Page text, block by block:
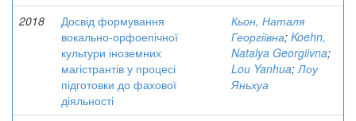
2018
Досвід формування
вокально-орфоепічної
культури іноземних
магістрантів у процесі
підготовки до фахової
діяльності
Кьон, Наталя
Георгіївна; Koehn,
Natalya Georgiivna;
Lou Yanhua;Лоу
Яньхуа